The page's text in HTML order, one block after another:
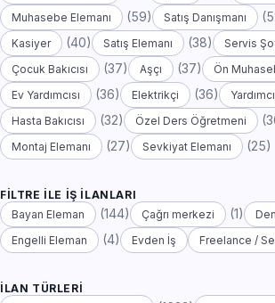
Muhasebe Elemanı (59) Satış Danışmanı
Kasiyer (40) Satış Elemanı (38) Servis
Çocuk Bakıcısı (37) Aşçı (37) Ön
Ev Yardımcısı (36) Elektrikçi (36)
Hasta Bakıcısı (32) Özel Ders Öğretmeni
Montaj Elemanı (27) Sevkiyat Elemanı (25)
FILTRE ILE İŞ İLANLARI
Bayan Eleman
(144) Çağrı merkezi (1)
Engelli Eleman (4) Evden İş Freelance /
İLAN TÜRLERI